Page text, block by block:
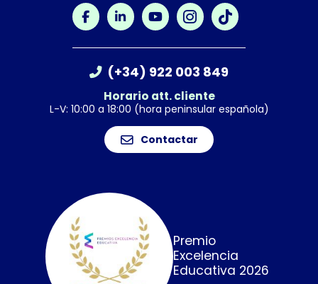
(+34) 922 003 849
Horario att. cliente
L-V: 10:00 a 18:00 (hora peninsular española)
Contactar
Premio
Excelencia
Educativa 2026